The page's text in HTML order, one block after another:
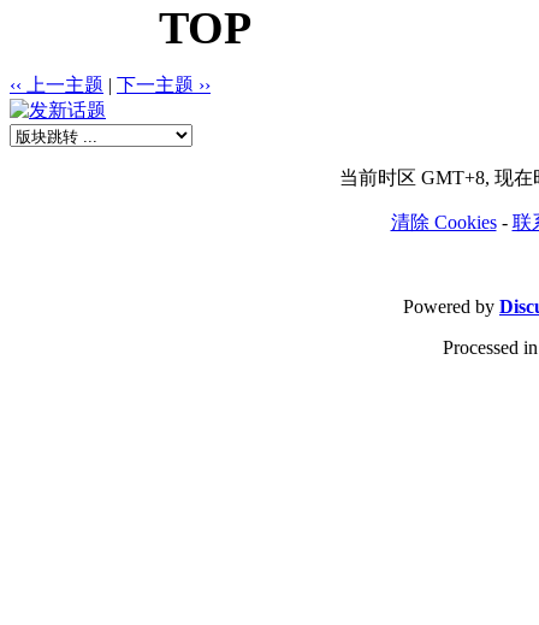
TOP
‹‹ 上一主题 | 下一主题 ››
当前时区 GMT+8, 现在
清除 Cookies- 联
Powered by
Processed